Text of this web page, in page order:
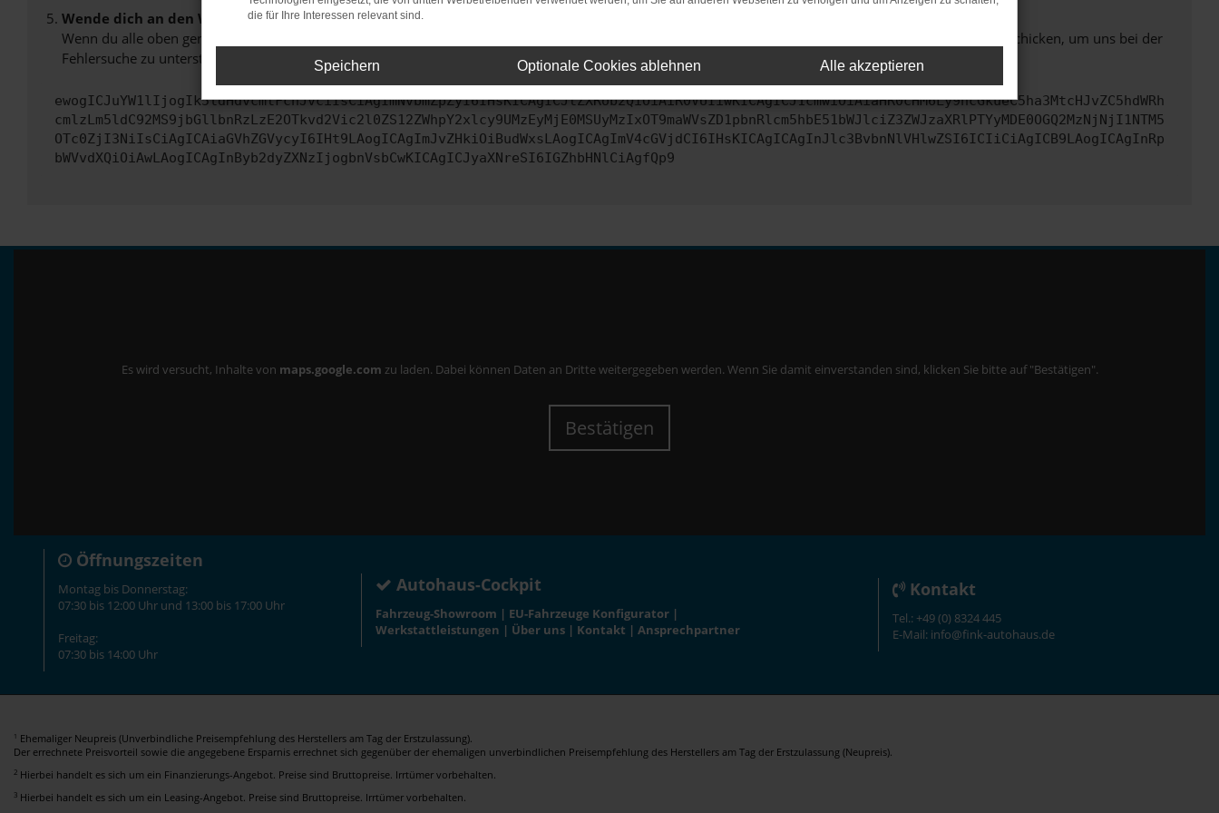
Wende dich an den Webseitenbetreiber.
Wenn du alle oben genannten Schritte versucht hast, kontaktiere uns bitte. Wir werden versuchen, das Problem zu beheben. Du kannst uns diesen Text schicken, um uns bei der
Fehlersuche zu unterstützen:
ewogICJuYW1lIjogIk5ldHdvcmtFcnJvciIsCiAgImNvbmZpZyI6IHsKICAgICJtZXRob2QiOiAiR0VUIiwKICAgICJ1cmwiOiAiaHR0cHM6Ly9hcGkueC5ha3MtcHJvZC5hdWRh
cmlzLm5ldC92MS9jbGllbnRzLzE2OTkvd2Vic2l0ZS12ZWhpY2xlcy9UMzEyMjE0MSUyMzIxOT9maWVsZD1pbnRlcm5hbE51bWJlciZ3ZWJzaXRlPTYyMDE0OGQ2MzNjNjI1NTM5
OTc0ZjI3NiIsCiAgICAiaGVhZGVycyI6IHt9LAogICAgImJvZHkiOiBudWxsLAogICAgImV4cGVjdCI6IHsKICAgICAgInJlc3BvbnNlVHlwZSI6ICIiCiAgICB9LAogICAgInRp
bWVvdXQiOiAwLAogICAgInByb2dyZXNzIjogbnVsbCwKICAgICJyaXNreSI6IGZhbHNlCiAgfQp9
Es wird versucht, Inhalte von maps.google.com zu laden. Dabei können Daten an Dritte weitergegeben werden. Wenn Sie damit einverstanden sind, klicken Sie bitte auf "Bestätigen".
Bestätigen
Öffnungszeiten
Montag bis Donnerstag:
07:30 bis 12:00 Uhr und 13:00 bis 17:00 Uhr
Freitag:
07:30 bis 14:00 Uhr
Autohaus-Cockpit
Fahrzeug-Showroom | EU-Fahrzeuge Konfigurator |
Werkstattleistungen | Über uns | Kontakt |Ansprechpartner
Kontakt
Tel.: +49 (0) 8324 445
E-Mail: info@fink-autohaus.de
1 Ehemaliger Neupreis (Unverbindliche Preisempfehlung des Herstellers am Tag der Erstzulassung).
Der errechnete Preisvorteil sowie die angegebene Ersparnis errechnet sich gegenüber der ehemaligen unverbindlichen Preisempfehlung des Herstellers am Tag der Erstzulassung (Neupreis).
2 Hierbei handelt es sich um ein Finanzierungs-Angebot. Preise sind Bruttopreise. Irrtümer vorbehalten.
3 Hierbei handelt es sich um ein Leasing-Angebot. Preise sind Bruttopreise. Irrtümer vorbehalten.
die für Ihre Interessen relevant sind.
Speichern Optionale Cookies ablehnen Alle akzeptieren